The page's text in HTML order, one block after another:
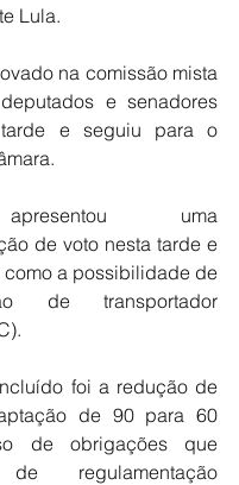
Lula.
na comissão mista
e senadores
e seguiu para o
uma
de voto nesta tarde e
como a possibilidade de
de transportador
foi a redução de
de 90 para 60
de obrigações que
regulamentação